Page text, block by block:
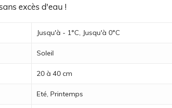
excès d'eau !
Jusqu'à - 1°C, Jusqu'à 0°C
Soleil
20 à 40 cm
Eté, Printemps